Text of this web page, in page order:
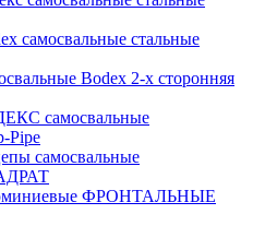
самосвальные стальные
Bodex 2-х сторонняя
самосвальные
Pipe
самосвальные
ФРОНТАЛЬНЫЕ